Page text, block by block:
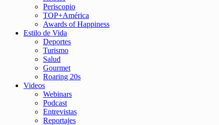
Periscopio
TOP+América
Awards of Happiness
Estilo de Vida
Deportes
Turismo
Salud
Gourmet
Roaring 20s
Videos
Webinars
Podcast
Entrevistas
Reportajes